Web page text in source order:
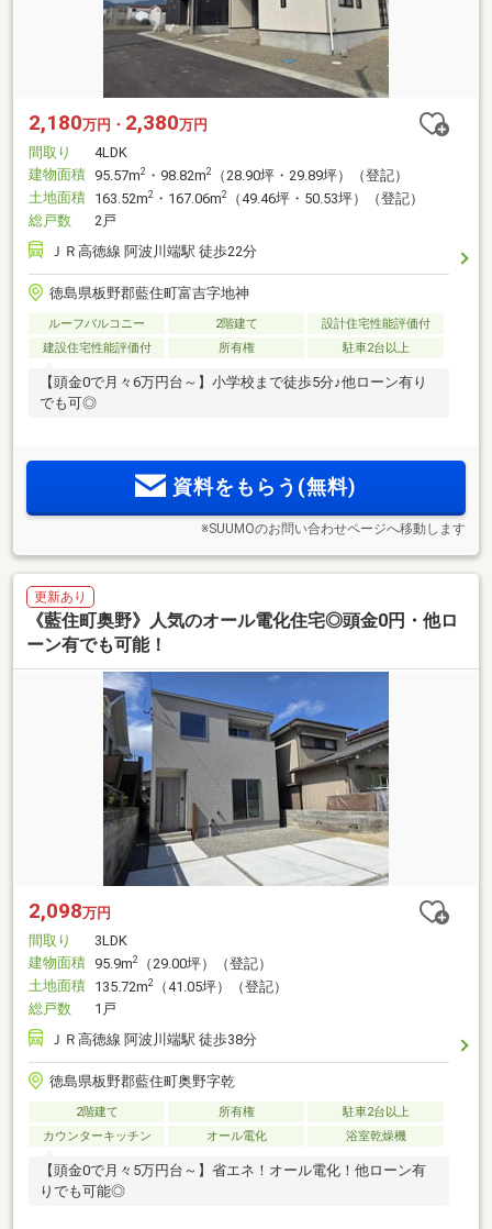
2,180万円・ 2,380万円
間取り
4LDK
建物面積 95.57m2 ・98.82m2
（28.90坪・29.89坪）（登記）
土地面積 163.52m2 ・167.06m2
（49.46坪・50.53坪）（登記）
総戸数
2戸
ＪＲ高徳線 阿波川端駅 徒歩22分
徳島県板野郡藍住町富吉字地神
ルーフバルコニー 2階建て
設計住宅性能評価付
建設住宅性能評価付
所有権 駐車2台以上
【頭金0で月々6万円台～】小学校まで徒歩5分♪他ローン有り
でも可◎
資料をもらう(無料)
※SUUMOのお問い合わせページへ移動します
更新あり
《藍住町奥野》人気のオール電化住宅◎頭金0円・他ロ
ーン有でも可能！
2,098万円
間取り
3LDK
建物面積 95.9m2
（29.00坪）（登記）
土地面積 135.72m2
（41.05坪）（登記）
総戸数
1戸
ＪＲ高徳線 阿波川端駅 徒歩38分
徳島県板野郡藍住町奥野字乾
2階建て 所有権
駐車2台以上
カウンターキッチン
オール電化 浴室乾燥機
【頭金0で月々5万円台～】省エネ！オール電化！他ローン有
りでも可能◎